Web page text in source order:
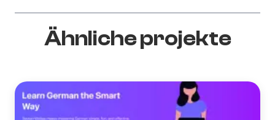
Ähnliche projekte